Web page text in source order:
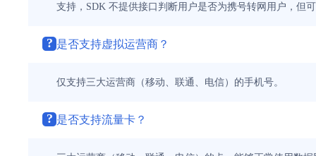
支持，SDK 不提供接口判断用户是否为携号转网用户，但
? 是否支持虚拟运营商？
仅支持三大运营商（移动、联通、电信）的手机号。
? 是否支持流量卡？